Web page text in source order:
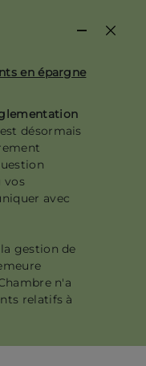
en épargne
est désormais
vos
avec
gestion de
n'a
relatifs à